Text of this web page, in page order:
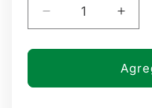
Reducir
cantidad
para
DESTAPADOR
para